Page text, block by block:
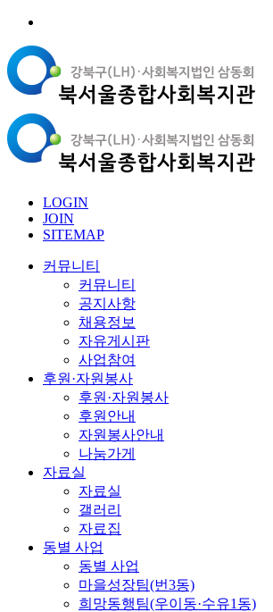
LOGIN
JOIN
SITEMAP
커뮤니티
커뮤니티
공지사항
채용정보
자유게시판
사업참여
후원·자원봉사
후원·자원봉사
후원안내
자원봉사안내
나눔가게
자료실
자료실
갤러리
자료집
동별 사업
동별 사업
마을성장팀(번3동)
희망동행팀(우이동·수유1동)